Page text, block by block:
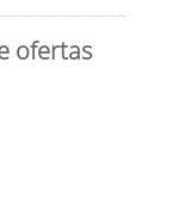
ofertas